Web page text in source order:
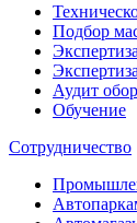
Подбор
Аудит
Обучение
Сотрудничество